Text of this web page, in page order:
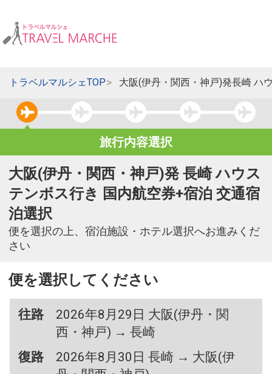
トラベルマルシェTOP 大阪(伊丹・関西・神戸)発長崎 ハ
旅行内容選択
大阪(伊丹・関西・神戸)発 長崎 ハウス
テンボス行き 国内航空券+宿泊 交通宿
泊選択
便を選択の上、宿泊施設・ホテル選択へお進みくだ
さい
便を選択してください
往路
2026年8月29日 大阪(伊丹・関
西・神戸) → 長崎
復路
2026年8月30日 長崎 → 大阪(伊